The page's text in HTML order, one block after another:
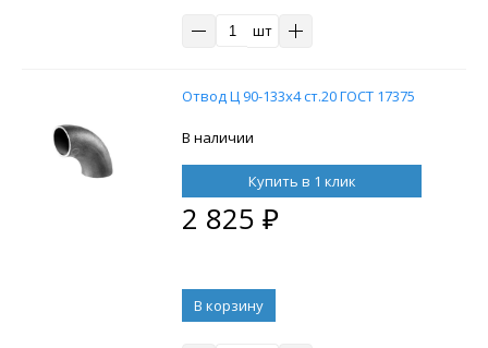
шт
Отвод Ц 90-133х4 ст.20 ГОСТ 17375
В наличии
Купить в 1 клик
2 825 ₽
В корзину